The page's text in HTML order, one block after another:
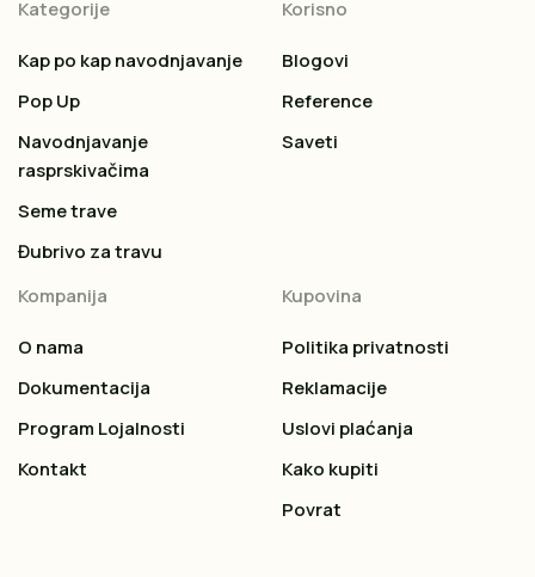
Kategorije
Kap po kap navodnjavanje
Pop Up
Navodnjavanje
rasprskivačima
Seme trave
Đubrivo za travu
Korisno
Blogovi
Reference
Saveti
Kompanija
O nama
Dokumentacija
Program Lojalnosti
Kontakt
Kupovina
Politika privatnosti
Reklamacije
Uslovi plaćanja
Kako kupiti
Povrat